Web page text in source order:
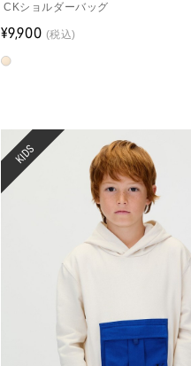
CKショルダーバッグ
¥9,900 (税込)
KIDS